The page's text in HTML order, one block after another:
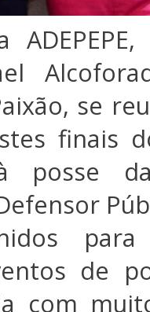
se
finais
à posse
de
com